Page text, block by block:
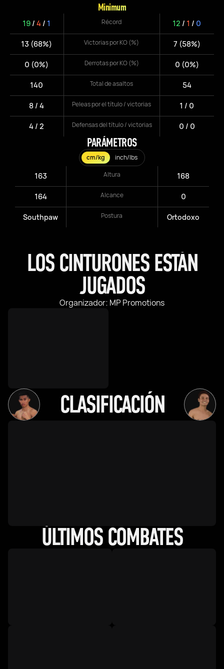
Minimum
19 /4 / 1 Récord 12 / 1 / 0
13 (68%) Victorias por KO (%) 7 (58%)
0 (0%) Derrotas por KO (%) 0 (0%)
140 Total de asaltos 54
8 / 4 Peleas por el título / victorias 1 / 0
4 / 2 Defensas del título / victorias 0 / 0
PARÁMETROS
cm/kg inch/lbs
163 Altura 168
164 Alcance 0
Southpaw Postura Ortodoxo
LOS CINTURONES ESTÁN
JUGADOS
Organizador: MP Promotions
CLASIFICACIÓN
ÚLTIMOS COMBATES